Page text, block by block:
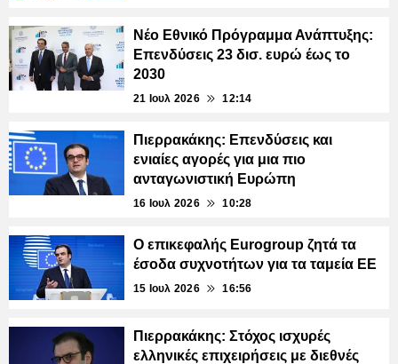
Νέο Εθνικό Πρόγραμμα Ανάπτυξης:
Επενδύσεις 23 δισ. ευρώ έως το
2030
21 Ιουλ 2026 12:14
Πιερρακάκης: Επενδύσεις και
ενιαίες αγορές για μια πιο
ανταγωνιστική Ευρώπη
16 Ιουλ 2026 10:28
Ο επικεφαλής Eurogroup ζητά τα
έσοδα συχνοτήτων για τα ταμεία ΕΕ
15 Ιουλ 2026 16:56
Πιερρακάκης: Στόχος ισχυρές
ελληνικές επιχειρήσεις με διεθνές